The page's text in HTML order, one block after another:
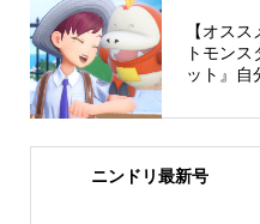
【オス
トモン
ット』自
ニンドリ最新号